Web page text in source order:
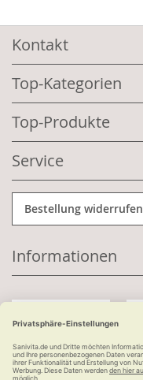
Kontakt
Top-Kategorien
Top-Produkte
Service
Bestellung widerrufen
Informationen